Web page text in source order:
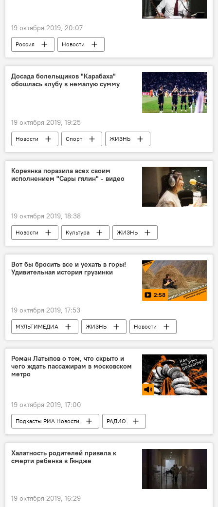
19 октября 2019, 20:07
Россия Новости
Досада болельщиков "Карабаха"
обошлась клубу в немалую сумму
19 октября 2019, 19:25
Новости Спорт
ЖИЗНЬ
Азербайджан
Кореянка поразила всех своим
исполнением "Сары гялин" - видео
19 октября 2019, 18:38
Новости Культура
ЖИЗНЬ
Азербайджан
Вот бы бросить все и уехать в горы!
Удивительная история грузинки
2:58
19 октября 2019, 17:53
МУЛЬТИМЕДИА ЖИЗНЬ
Новости
Видео
Роман Латыпов о том, что скрыто и
чего ждать пассажирам в московском
метро
19 октября 2019, 17:00
Подкасты РИА Новости
РАДИО
МУЛЬТИМЕДИА
Новости
Халатность родителей привела к
смерти ребенка в Гяндже
19 октября 2019, 16:29